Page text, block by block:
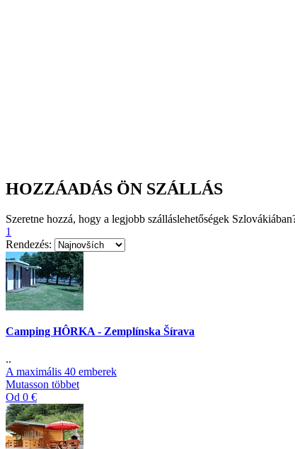
HOZZÁADÁS ÖN SZÁLLÁS
Szeretne hozzá, hogy a legjobb szálláslehetőségek
1
Rendezés:
Camping HÔRKA - Zemplínska Šírava
..
A maximális 40 emberek
Mutasson többet
Od 0 €